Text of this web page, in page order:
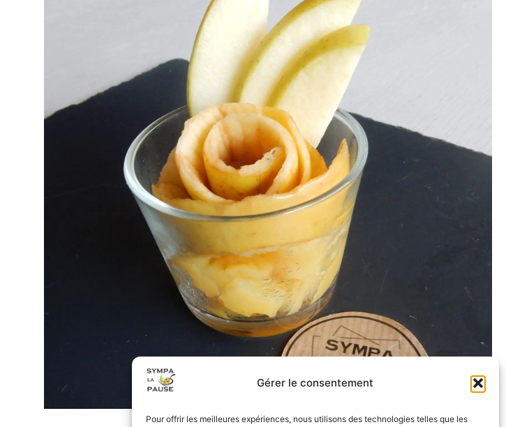
Gérer le consentement
Pour offrir les meilleures expériences, nous utilisons des technologies telles que les